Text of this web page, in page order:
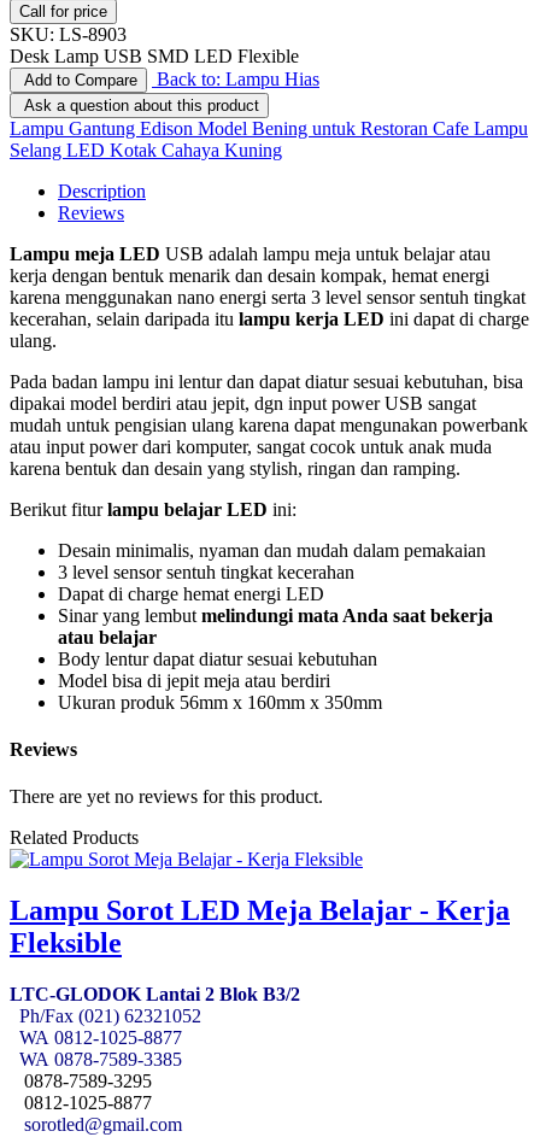
Call for price
SKU: LS-8903
Desk Lamp USB SMD LED Flexible
Add to Compare Back to: Lampu Hias
Ask a question about this product
Lampu Gantung Edison Model Bening untuk Restoran Cafe Lampu
Selang LED Kotak Cahaya Kuning
Description
Reviews
Lampu meja LED USB adalah lampu meja untuk belajar atau
kerja dengan bentuk menarik dan desain kompak, hemat energi
karena menggunakan nano energi serta 3 level sensor sentuh tingkat
kecerahan, selain daripada itu lampu kerja LED ini dapat di charge
ulang.
Pada badan lampu ini lentur dan dapat diatur sesuai kebutuhan, bisa
dipakai model berdiri atau jepit, dgn input power USB sangat
mudah untuk pengisian ulang karena dapat mengunakan powerbank
atau input power dari komputer, sangat cocok untuk anak muda
karena bentuk dan desain yang stylish, ringan dan ramping.
Berikut fiturlampu belajar LED ini:
Desain minimalis, nyaman dan mudah dalam pemakaian
3 level sensor sentuh tingkat kecerahan
Dapat di charge hemat energi LED
Sinar yang lembut melindungi mata Anda saat bekerja
atau belajar
Body lentur dapat diatur sesuai kebutuhan
Model bisa di jepit meja atau berdiri
Ukuran produk 56mm x 160mm x 350mm
Reviews
There are yet no reviews for this product.
Related Products
Lampu Sorot LED Meja Belajar - Kerja
Fleksible
LTC-GLODOK Lantai 2 Blok B3/2
Ph/Fax (021) 62321052
WA 0812-1025-8877
WA 0878-7589-3385
0878-7589-3295
0812-1025-8877
sorotled@gmail.com